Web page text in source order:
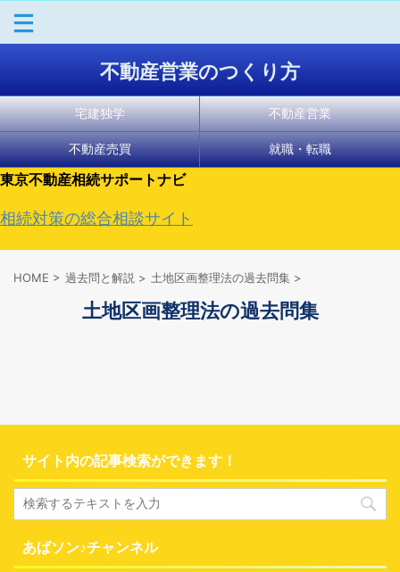
不動産営業のつくり方
宅建独学 不動産営業
不動産売買 就職・転職
東京不動産相続サポートナビ
相続対策の総合相談サイト
HOME > 過去問と解説 > 土地区画整理法の過去問集 >
土地区画整理法の過去問集
サイト内の記事検索ができます！
あばソン♪チャンネル